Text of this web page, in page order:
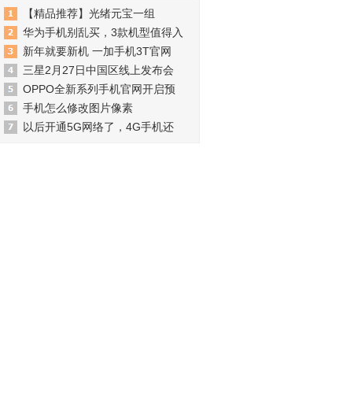
【精品推荐】光绪元宝一组
华为手机别乱买，3款机型值得入
新年就要新机 一加手机3T官网
三星2月27日中国区线上发布会
OPPO全新系列手机官网开启预
手机怎么修改图片像素
以后开通5G网络了，4G手机还